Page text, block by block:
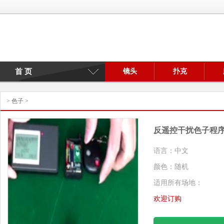
镜头 扑克
首 页
> 色子 >
反遥控干扰色子程
语言：中文
颜色：随机
适用所有场地：
欢迎订购